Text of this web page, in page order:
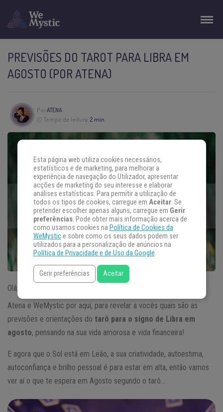
PREVISÕES DO TAROT PARA LIBRA EM
AGOSTO (POR ATENA)
PorATENA
Tempo de leitura: 2 min
Olá, meus amores!
Atena e WeMystic por aqui, para revelar a vocês quais são as
previsões e orientações do tarô para o signo de Libra em
agosto, pensando na sua vida amorosa e vida financeira!
E agora que o Sol está em Leão, a sua criatividade, autoestima,
autoconfiança e brilho pessoal é para estar em alta, então vamos
ver aí o que te espera em Agosto segundo o tarô…
Esta página web utiliza cookies necessários,
estatísticos e de marketing, para melhorar a
experiência de navegação do Utilizador, apresentar
acções de marketing do seu interesse e elaborar
análises estatísticas. Para permitir a utilização de
todos os tipos de cookies, carregue em Aceitar. Se
pretender escolher apenas alguns, carregue em Gerir
preferências. Pode obter mais informação acerca de
como usamos cookies na Política de Cookies da
WeMystice sobre como os seus dados podem ser
utilizados para a personalização de anúncios na
Política de Privacidade e de Uso da Google.
Gerir preferências Aceitar